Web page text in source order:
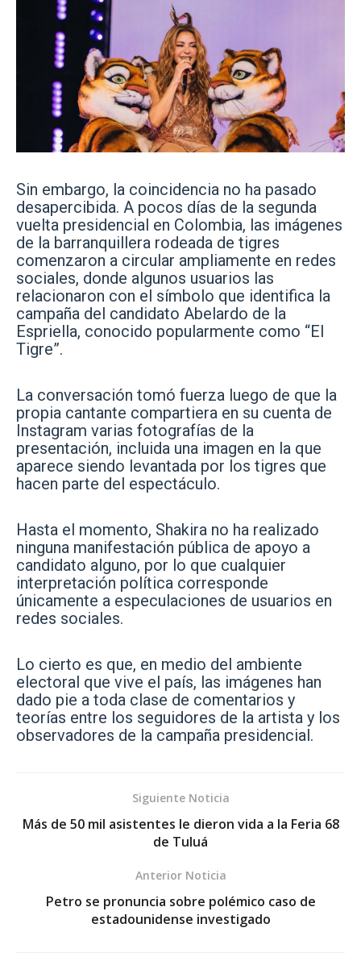
Sin embargo, la coincidencia no ha pasado
desapercibida. A pocos días de la segunda
vuelta presidencial en Colombia, las imágenes
de la barranquillera rodeada de tigres
comenzaron a circular ampliamente en redes
sociales, donde algunos usuarios las
relacionaron con el símbolo que identifica la
campaña del candidato Abelardo de la
Espriella, conocido popularmente como “El
Tigre”.
La conversación tomó fuerza luego de que la
propia cantante compartiera en su cuenta de
Instagram varias fotografías de la
presentación, incluida una imagen en la que
aparece siendo levantada por los tigres que
hacen parte del espectáculo.
Hasta el momento, Shakira no ha realizado
ninguna manifestación pública de apoyo a
candidato alguno, por lo que cualquier
interpretación política corresponde
únicamente a especulaciones de usuarios en
redes sociales.
Lo cierto es que, en medio del ambiente
electoral que vive el país, las imágenes han
dado pie a toda clase de comentarios y
teorías entre los seguidores de la artista y los
observadores de la campaña presidencial.
Siguiente Noticia
Más de 50 mil asistentes le dieron vida a la Feria 68
de Tuluá
Anterior Noticia
Petro se pronuncia sobre polémico caso de
estadounidense investigado